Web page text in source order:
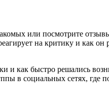
или посмотрите
на критику и как
и как быстро решались
в социальных сетях, где